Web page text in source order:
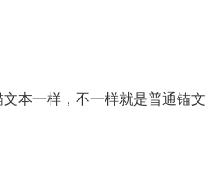
本一样，不一样就是普通锚文